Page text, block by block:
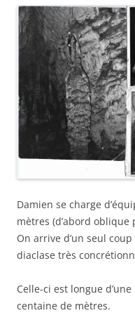
Damien se charge
mètres (d’abord
On arrive d’un seul
diaclase très
Celle-ci est longue d’une
centaine de mètres.